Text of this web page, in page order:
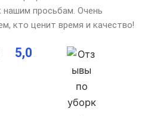
просьбам. Очень
кто ценит время и качество!
5,0